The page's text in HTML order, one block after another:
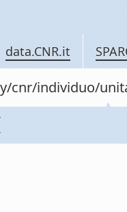
data.CNR.it
individuo/